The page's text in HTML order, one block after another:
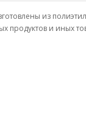
из
продуктов и иных